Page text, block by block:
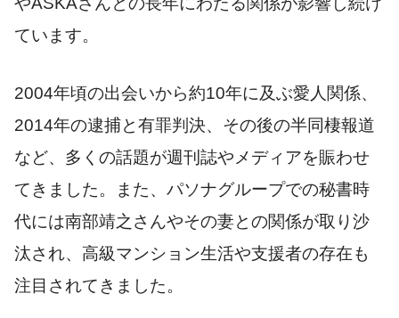
ています。
2004年頃の出会いから約10年に及ぶ愛人関係、
2014年の逮捕と有罪判決、その後の半同棲報道
など、多くの話題が週刊誌やメディアを賑わせ
てきました。また、パソナグループでの秘書時
代には南部靖之さんやその妻との関係が取り沙
汰され、高級マンション生活や支援者の存在も
注目されてきました。